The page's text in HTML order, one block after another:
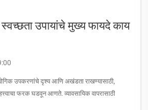
स्वच्छता उपायांचे मुख्य फायदे काय
उपकरणांचे दृश्य आणि अखंडता राखण्यासाठी,
फरक घडवून आणते. व्यावसायिक वापरासाठी
हे मूलभूत ... पेक्षा खूपच पुढे जातात.